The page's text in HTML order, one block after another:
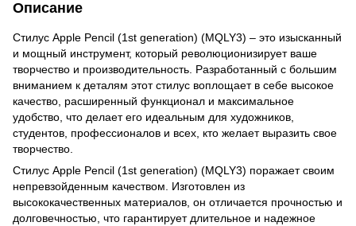
Описание
Стилус Apple Pencil (1st generation) (MQLY3) – это изысканный
и мощный инструмент, который революционизирует ваше
творчество и производительность. Разработанный с большим
вниманием к деталям этот стилус воплощает в себе высокое
качество, расширенный функционал и максимальное
удобство, что делает его идеальным для художников,
студентов, профессионалов и всех, кто желает выразить свое
творчество.
Стилус Apple Pencil (1st generation) (MQLY3) поражает своим
непревзойденным качеством. Изготовлен из
высококачественных материалов, он отличается прочностью и
долговечностью, что гарантирует длительное и надежное